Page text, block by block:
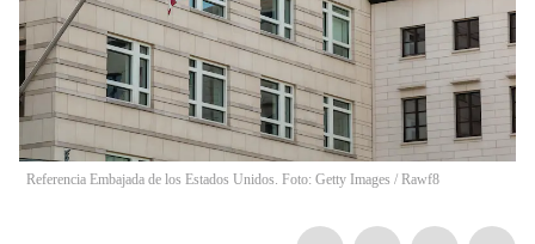
Referencia Embajada de los Estados Unidos. Foto: Getty Images / Rawf8